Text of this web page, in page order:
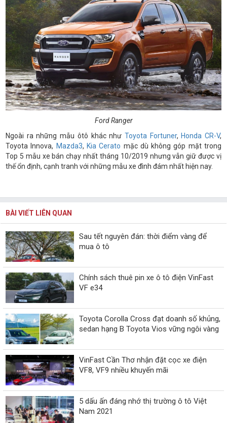
Ford Ranger
Ngoài ra những mẫu ôtô khác như Toyota Fortuner, Honda CR-V,
Toyota Innova, Mazda3, Kia Cerato mặc dù không góp mặt trong
Top 5 mẫu xe bán chạy nhất tháng 10/2019 nhưng vẫn giữ được vị
thế ổn định, cạnh tranh với những mẫu xe đình đám nhất hiện nay.
BÀI VIẾT LIÊN QUAN
Sau tết nguyên đán: thời điểm vàng để
mua ô tô
Chính sách thuê pin xe ô tô điện VinFast
VF e34
Toyota Corolla Cross đạt doanh số khủng,
sedan hạng B Toyota Vios vững ngôi vàng
VinFast Cần Thơ nhận đặt cọc xe điện
VF8, VF9 nhiều khuyến mãi
5 dấu ấn đáng nhớ thị trường ô tô Việt
Nam 2021